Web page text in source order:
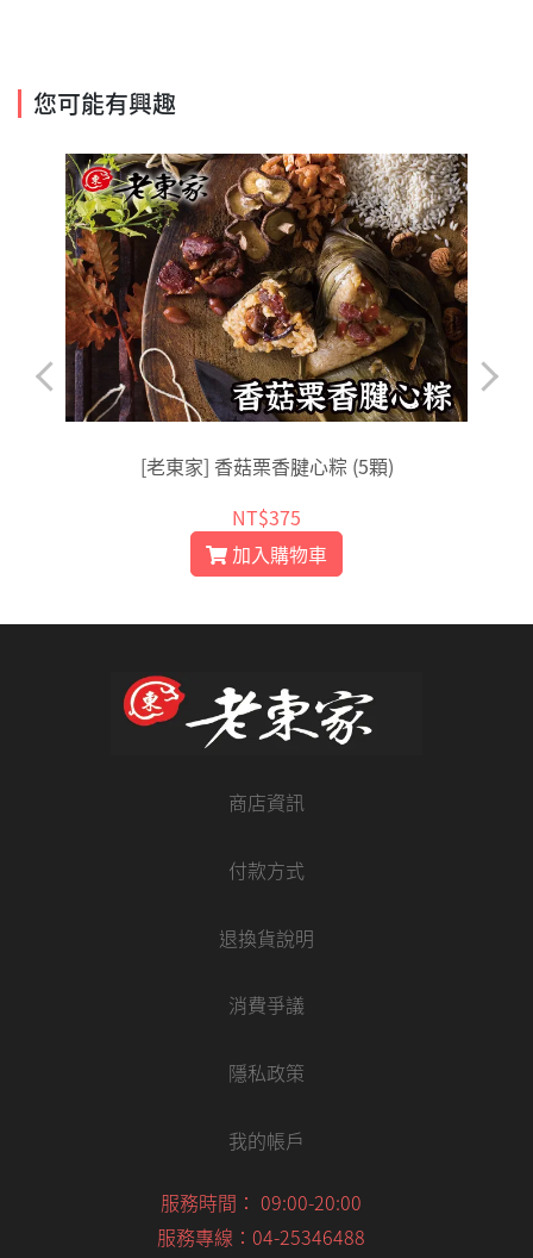
您可能有興趣
[老東家] 香菇栗香腱心粽 (5顆)
NT$375
加入購物車
商店資訊
付款方式
退換貨說明
消費爭議
隱私政策
我的帳戶
服務時間： 09:00-20:00
服務專線：04-25346488